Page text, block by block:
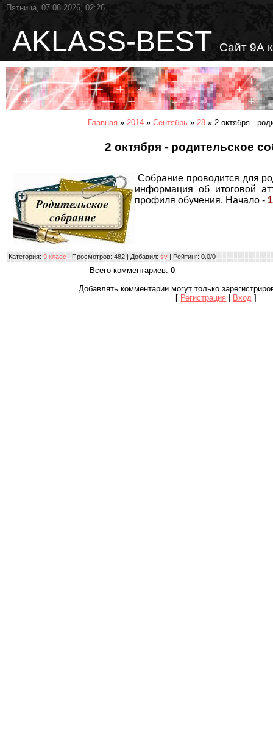
Пятница, 07.08.2026, 02:26
AKLASS-BEST Сайт 9А
Главная » 2014 » Сентябрь » 28 » 2 октября -
2 октября - родительское
Собрание проводится для
информация об итоговой
профиля обучения. Начало -
Категория: 9 класс | Просмотров: 482 | Добавил: sv | Рейтинг: 0.0/0
Всего комментариев: 0
Добавлять комментарии могут только
[ Регистрация Вход ]